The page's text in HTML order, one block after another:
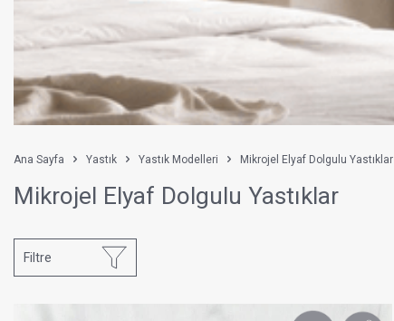
Ana Sayfa Yastık Yastık Modelleri Mikrojel Elyaf Dolgulu Yastıklar
Mikrojel Elyaf Dolgulu Yastıklar
Filtre